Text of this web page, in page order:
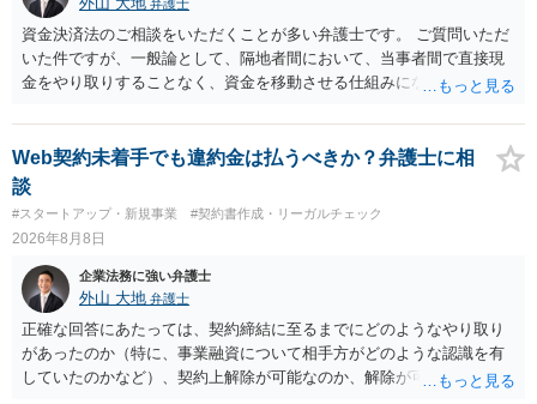
弁護士
資金決済法のご相談をいただくことが多い弁護士です。 ご質問いただ
いた件ですが、一般論として、隔地者間において、当事者間で直接現
金をやり取りすることなく、資金を移動させる仕組みになりますの
も、為替取引に該当し得る場合であっても、いわゆる収納代行とし
て、資金移動業の規制の対象外となる余地があります。 この点につい
ては、単に「利用者から資金を受け取り、寄付団体に送金する」とい
う資金の流れだけで判断することはできず、アプリの仕組みが利用者
と寄付団体をつなぐプラットフォームとしてどのように位置付けられ
るのか、利用者からの支払がどのような性質のものなのか、寄付の意
思決定や寄付のタイミングがどのように設定されているのかなど、具
体的なサービスの座組を踏まえて検討する必要があります。 そのた
め、現在検討されているアプリについて、資金移動業に該当する可能
性があるか、また、該当する場合にどのようなサービス設計にすれば
資金移動業に該当しない形（収納代行など）で運用できるかについて
は、具体的なサービスの仕組みを確認した上で、個別に弁護士へご相
Web契約未着手でも違約金は払うべきか？弁護士に相
談
#スタートアップ・新規事業 #契約書作成・リーガルチェック
2026年8月8日
企業法務に強い弁護士
外山 大地 弁護士
正確な回答にあたっては、契約締結に至るまでにどのようなやり取り
があったのか（特に、事業融資について相手方がどのような認識を有
していたのかなど）、契約上解除が可能なのか、解除が可能であると